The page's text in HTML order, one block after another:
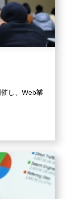
し、Web業